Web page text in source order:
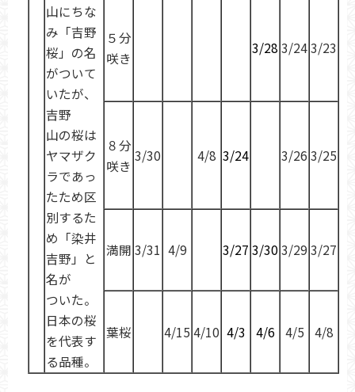
山にちな
み「吉野
桜」の名
がついて
いたが、
吉野
山の桜は
ヤマザク
ラであっ
たため区
別するた
め「染井
吉野」と
名が
ついた。
日本の桜
を代表す
る品種。
５分
咲き
3/28 3/243/23
８分
咲き
3/30 4/8 3/24 3/26 3/25
満開 3/31 4/9 3/27 3/303/29 3/27
葉桜 4/15 4/10 4/3 4/6 4/5 4/8